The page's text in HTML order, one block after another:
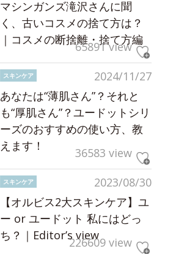
マシンガンズ滝沢さんに聞
く、古いコスメの捨て方は？
｜コスメの断捨離・捨て方編
65891 view
2024/11/27
スキンケア
あなたは“薄肌さん”？それと
も“厚肌さん”？ユードットシリ
ーズのおすすめの使い方、教
えます！
36583 view
2023/08/30
スキンケア
【オルビス2大スキンケア】ユ
ー or ユードット 私にはどっ
ち？｜Editor’s view226609 view